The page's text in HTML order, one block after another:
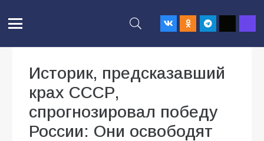
Историк, предсказавший
крах СССР,
спрогнозировал победу
России: Они освободят